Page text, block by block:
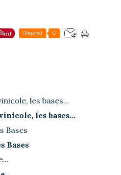
Repost 0
les bases...
Bases